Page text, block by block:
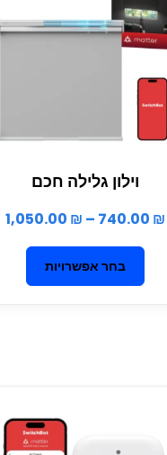
וילון גלילה חכם
740.00 ₪
–
1,050.00 ₪
בחר אפשרויות